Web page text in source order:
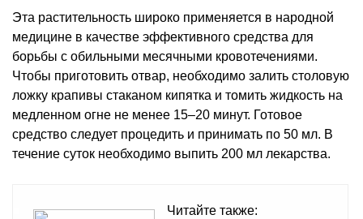
Эта растительность широко применяется в народной
медицине в качестве эффективного средства для
борьбы с обильными месячными кровотечениями.
Чтобы приготовить отвар, необходимо залить столовую
ложку крапивы стаканом кипятка и томить жидкость на
медленном огне не менее 15–20 минут. Готовое
средство следует процедить и принимать по 50 мл. В
течение суток необходимо выпить 200 мл лекарства.
Читайте также: